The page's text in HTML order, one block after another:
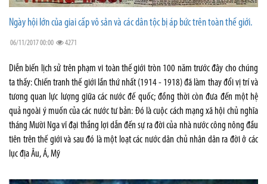
Ngày hội lớn của giai cấp vô sản và các dân tộc bị áp bức trên toàn thế giới.
06/11/2017 00:00 4271
Diễn biến lịch sử trên phạm vi toàn thế giới tròn 100 năm trước đây cho chúng
ta thấy: Chiến tranh thế giới lần thứ nhất (1914 - 1918) đã làm thay đổi vị trí và
tương quan lực lượng giữa các nước đế quốc; đồng thời còn đưa đến một hệ
quả ngoài ý muốn của các nước tư bản: Đó là cuộc cách mạng xã hội chủ nghĩa
tháng Mười Nga vĩ đại thắng lợi dẫn đến sự ra đời của nhà nước công nông đầu
tiên trên thế giới và sau đó là một loạt các nước dân chủ nhân dân ra đời ở các
lục địa Âu, Á, Mỹ